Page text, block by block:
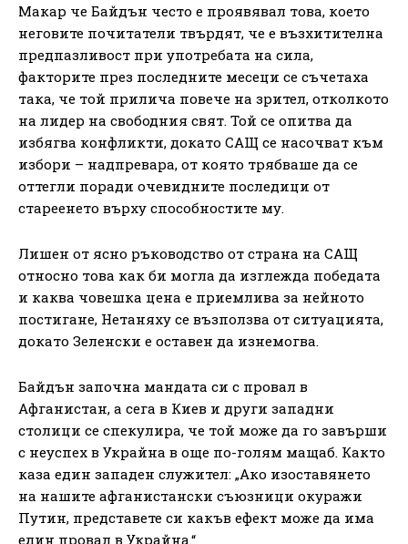
Макар че Байдън често е проявявал това, което
неговите почитатели твърдят, че е възхитителна
предпазливост при употребата на сила,
факторите през последните месеци се съчетаха
така, че той прилича повече на зрител, отколкото
на лидер на свободния свят. Той се опитва да
избягва конфликти, докато САЩ се насочват към
избори – надпревара, от която трябваше да се
оттегли поради очевидните последици от
стареенето върху способностите му.
Лишен от ясно ръководство от страна на САЩ
относно това как би могла да изглежда победата
и каква човешка цена е приемлива за нейното
постигане, Нетаняху се възползва от ситуацията,
докато Зеленски е оставен да изнемогва.
Байдън започна мандата си с провал в
Афганистан, а сега в Киев и други западни
столици се спекулира, че той може да го завърши
с неуспех в Украйна в още по-голям мащаб. Както
каза един западен служител: „Ако изоставянето
на нашите афганистански съюзници окуражи
Путин, представете си какъв ефект може да има
един провал в Украйна.“